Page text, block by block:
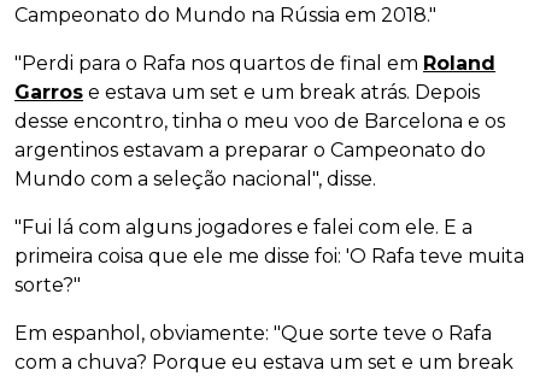
Campeonato do Mundo na Rússia em 2018."
"Perdi para o Rafa nos quartos de final em Roland
Garros e estava um set e um break atrás. Depois
desse encontro, tinha o meu voo de Barcelona e os
argentinos estavam a preparar o Campeonato do
Mundo com a seleção nacional", disse.
"Fui lá com alguns jogadores e falei com ele. E a
primeira coisa que ele me disse foi: 'O Rafa teve muita
sorte?"
Em espanhol, obviamente: "Que sorte teve o Rafa
com a chuva? Porque eu estava um set e um break